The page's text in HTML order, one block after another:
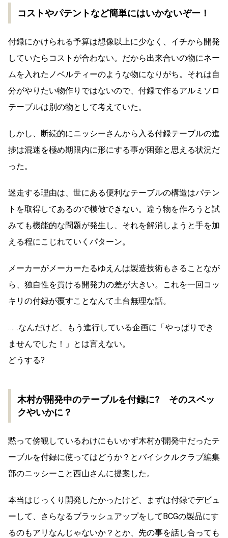
コストやパテントなど簡単にはいかないぞー！
付録にかけられる予算は想像以上に少なく、イチから開発
していたらコストが合わない。だから出来合いの物にネー
ムを入れたノベルティーのような物になりがち。それは自
分がやりたい物作りではないので、付録で作るアルミソロ
テーブルは別の物として考えていた。
しかし、断続的にニッシーさんから入る付録テーブルの進
捗は混迷を極め期限内に形にする事が困難と思える状況だ
った。
迷走する理由は、世にある便利なテーブルの構造はパテン
トを取得してあるので模倣できない。違う物を作ろうと試
みても機能的な問題が発生し、それを解消しようと手を加
える程にこじれていくパターン。
メーカーがメーカーたるゆえんは製造技術もさることなが
ら、独自性を貫ける開発力の差が大きい。これを一回コッ
キリの付録が覆すことなんて土台無理な話。
……なんだけど、もう進行している企画に「やっぱりでき
ませんでした！」とは言えない。
どうする?
木村が開発中のテーブルを付録に? そのスペッ
クやいかに？
黙って傍観しているわけにもいかず木村が開発中だったテ
ーブルを付録に使ってはどうか？とバイシクルクラブ編集
部のニッシーこと西山さんに提案した。
本当はじっくり開発したかったけど、まずは付録でデビュ
ーして、さらなるブラッシュアップをしてBCGの製品にす
るのもアリなんじゃないか？とか、先の事を話し合っても